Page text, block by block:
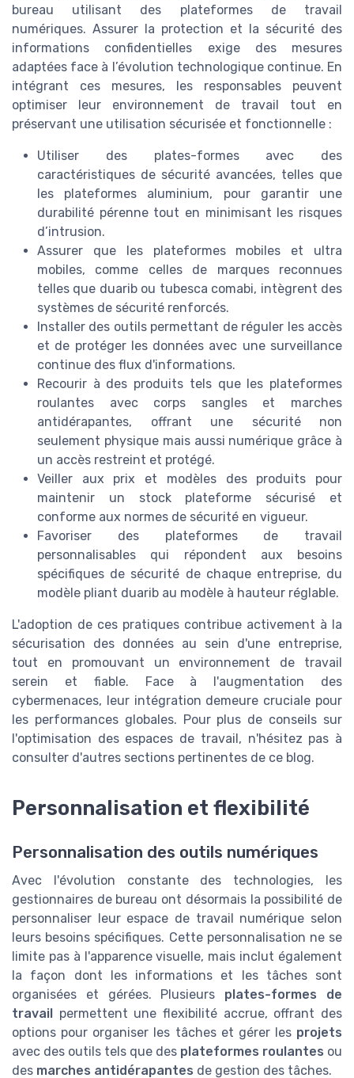
bureau utilisant des plateformes de travail
numériques. Assurer la protection et la sécurité des
informations confidentielles exige des mesures
adaptées face à l’évolution technologique continue. En
intégrant ces mesures, les responsables peuvent
optimiser leur environnement de travail tout en
préservant une utilisation sécurisée et fonctionnelle :
Utiliser des plates-formes avec des
caractéristiques de sécurité avancées, telles que
les plateformes aluminium, pour garantir une
durabilité pérenne tout en minimisant les risques
d’intrusion.
Assurer que les plateformes mobiles et ultra
mobiles, comme celles de marques reconnues
telles que duarib ou tubesca comabi, intègrent des
systèmes de sécurité renforcés.
Installer des outils permettant de réguler les accès
et de protéger les données avec une surveillance
continue des flux d'informations.
Recourir à des produits tels que les plateformes
roulantes avec corps sangles et marches
antidérapantes, offrant une sécurité non
seulement physique mais aussi numérique grâce à
un accès restreint et protégé.
Veiller aux prix et modèles des produits pour
maintenir un stock plateforme sécurisé et
conforme aux normes de sécurité en vigueur.
Favoriser des plateformes de travail
personnalisables qui répondent aux besoins
spécifiques de sécurité de chaque entreprise, du
modèle pliant duarib au modèle à hauteur réglable.
L'adoption de ces pratiques contribue activement à la
sécurisation des données au sein d'une entreprise,
tout en promouvant un environnement de travail
serein et fiable. Face à l'augmentation des
cybermenaces, leur intégration demeure cruciale pour
les performances globales. Pour plus de conseils sur
l'optimisation des espaces de travail, n'hésitez pas à
consulter d'autres sections pertinentes de ce blog.
Personnalisation et flexibilité
Personnalisation des outils numériques
Avec l'évolution constante des technologies, les
gestionnaires de bureau ont désormais la possibilité de
personnaliser leur espace de travail numérique selon
leurs besoins spécifiques. Cette personnalisation ne se
limite pas à l'apparence visuelle, mais inclut également
la façon dont les informations et les tâches sont
organisées et gérées. Plusieurs plates-formes de
travail permettent une flexibilité accrue, offrant des
options pour organiser les tâches et gérer les projets
avec des outils tels que des plateformes roulantes ou
des marches antidérapantes de gestion des tâches.